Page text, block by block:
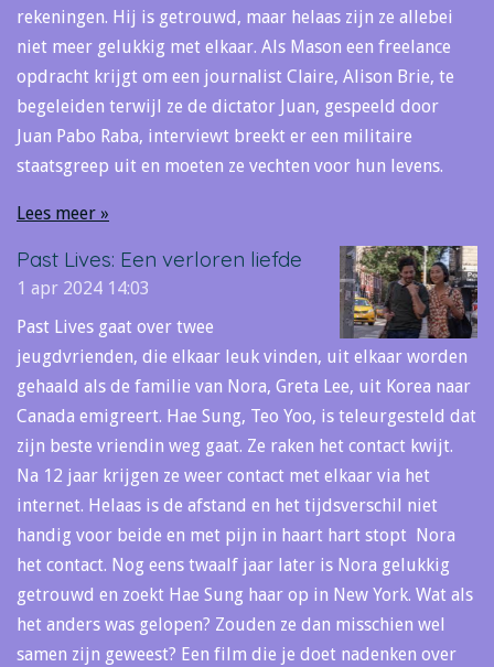
rekeningen. Hij is getrouwd, maar helaas zijn ze allebei
niet meer gelukkig met elkaar. Als Mason een freelance
opdracht krijgt om een journalist Claire, Alison Brie, te
begeleiden terwijl ze de dictator Juan, gespeeld door
Juan Pabo Raba, interviewt breekt er een militaire
staatsgreep uit en moeten ze vechten voor hun levens.
Lees meer »
Past Lives: Een verloren liefde
1 apr 2024 14:03
Past Lives gaat over twee
jeugdvrienden, die elkaar leuk vinden, uit elkaar worden
gehaald als de familie van Nora, Greta Lee, uit Korea naar
Canada emigreert. Hae Sung, Teo Yoo, is teleurgesteld dat
zijn beste vriendin weg gaat. Ze raken het contact kwijt.
Na 12 jaar krijgen ze weer contact met elkaar via het
internet. Helaas is de afstand en het tijdsverschil niet
handig voor beide en met pijn in haart hart stopt Nora
het contact. Nog eens twaalf jaar later is Nora gelukkig
getrouwd en zoekt Hae Sung haar op in New York. Wat als
het anders was gelopen? Zouden ze dan misschien wel
samen zijn geweest? Een film die je doet nadenken over